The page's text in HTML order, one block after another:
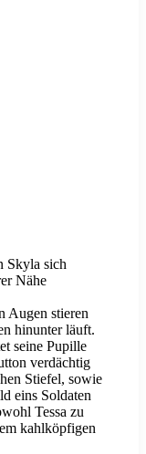
Skyla sich
Nähe
Augen stieren
hinunter läuft.
seine Pupille
verdächtig
Stiefel, sowie
eins Soldaten
Tessa zu
kahlköpfigen